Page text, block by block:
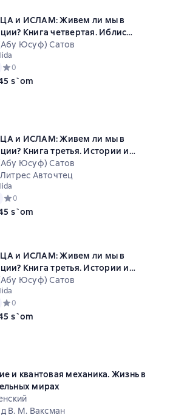
ли мы в
Иблис
«Баг» или Тест?
Юсуф) Сатов
Средний рейтинг 0 на основе 0 оценок
0
s`om
и ИСЛАМ: Живем ли мы в
Книга третья. Истории и
ПРОРОКОВ! Как взламывали
Юсуф) Сатов
Авточтец
Средний рейтинг 0 на основе 0 оценок
0
s`om
и ИСЛАМ: Живем ли мы в
Книга третья. Истории и
ПРОРОКОВ! Как взламывали
Юсуф) Сатов
Средний рейтинг 0 на основе 0 оценок
0
s`om
и квантовая механика. Жизнь в
мирах
В. М. Ваксман